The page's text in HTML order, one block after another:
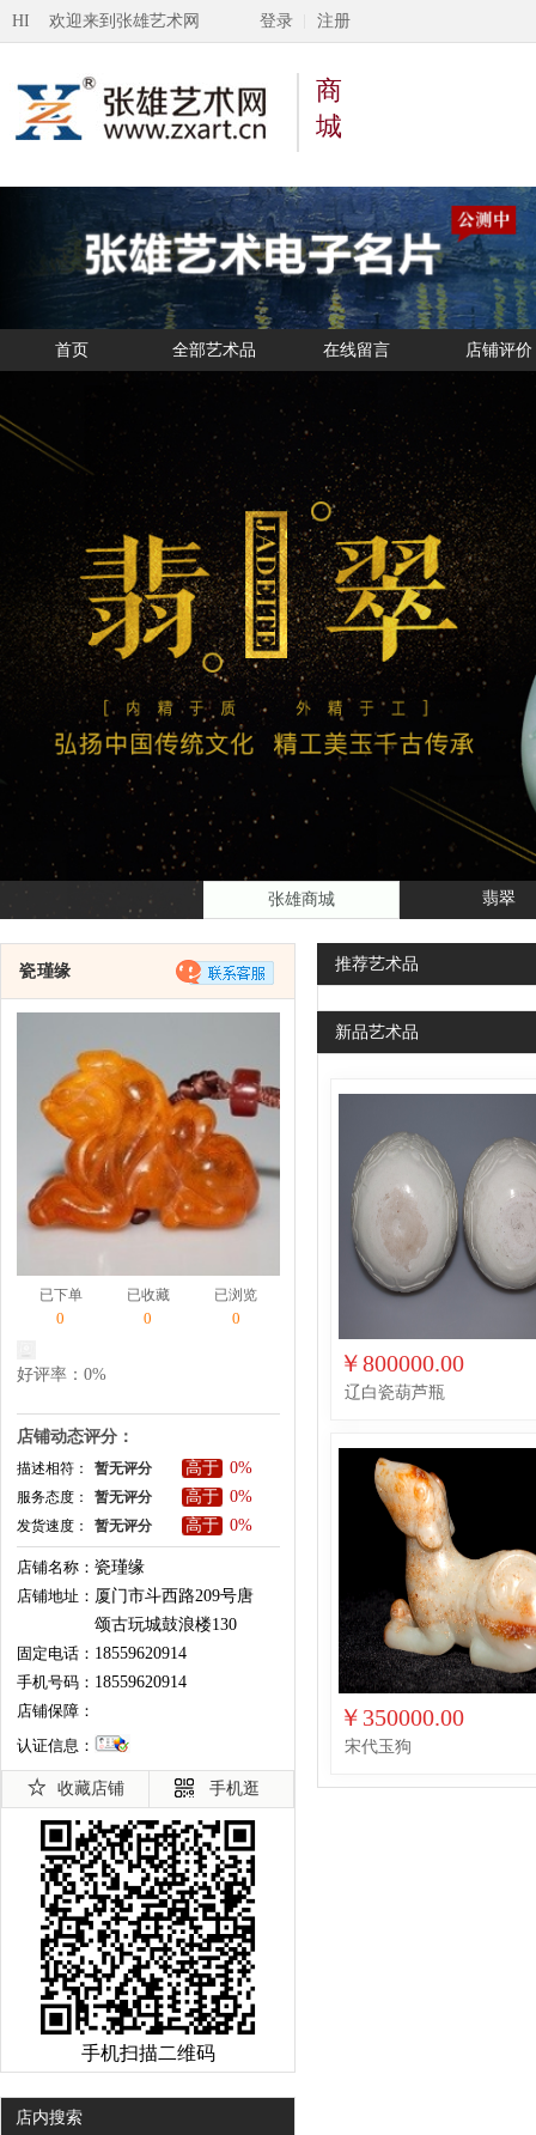
HI 欢迎来到张雄艺术网 登录 注册
商
城
首页 全部艺术品 在线留言 店铺评价
张雄商城 翡翠
瓷瑾缘
已下单
0
已收藏
0
已浏览
0
好评率：0%
店铺动态评分：
描述相符： 暂无评分 高于 0%
服务态度： 暂无评分 高于 0%
发货速度： 暂无评分 高于 0%
店铺名称： 瓷瑾缘
店铺地址： 厦门市斗西路209号唐
颂古玩城鼓浪楼130
固定电话： 18559620914
手机号码： 18559620914
店铺保障：
认证信息：
收藏店铺 手机逛
手机扫描二维码
店内搜索
推荐艺术品
新品艺术品
￥800000.00
辽白瓷葫芦瓶
￥350000.00
宋代玉狗